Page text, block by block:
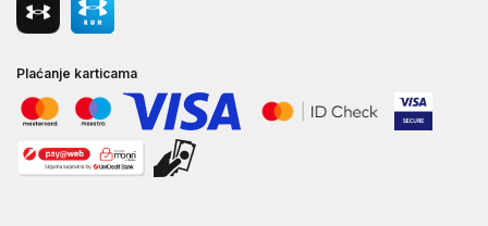
Plaćanje karticama